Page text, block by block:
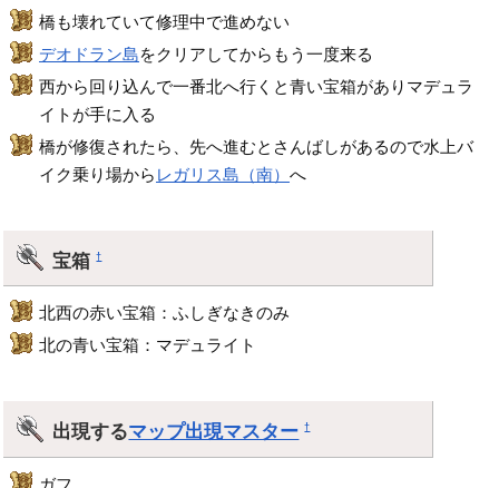
橋も壊れていて修理中で進めない
デオドラン島をクリアしてからもう一度来る
西から回り込んで一番北へ行くと青い宝箱がありマデュラ
イトが手に入る
橋が修復されたら、先へ進むとさんばしがあるので水上バ
イク乗り場から レガリス島（南）へ
宝箱†
北西の赤い宝箱：ふしぎなきのみ
北の青い宝箱：マデュライト
出現するマップ出現マスター †